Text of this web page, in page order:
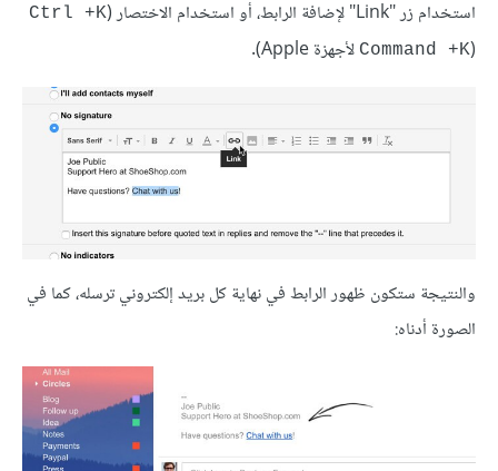
استخدام زر "Link" لإضافة الرابط، أو استخدام الاختصار (
Ctrl +K
(
Command +K لأجهزة Apple).
والنتيجة ستكون ظهور الرابط في نهاية كل بريد إلكتروني ترسله، كما في
الصورة أدناه: